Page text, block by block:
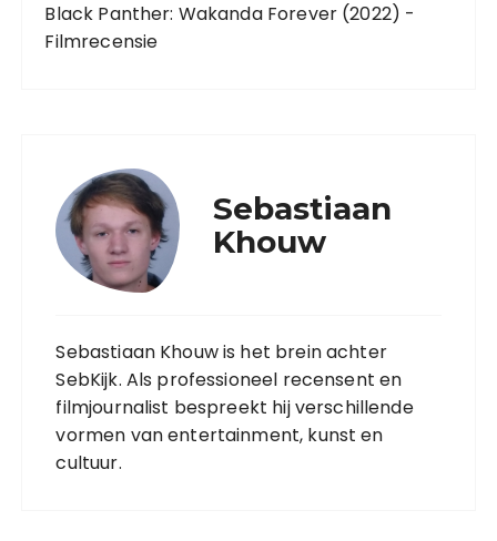
Black Panther: Wakanda Forever (2022) -
Filmrecensie
Sebastiaan
Khouw
Sebastiaan Khouw is het brein achter
SebKijk. Als professioneel recensent en
filmjournalist bespreekt hij verschillende
vormen van entertainment, kunst en
cultuur.